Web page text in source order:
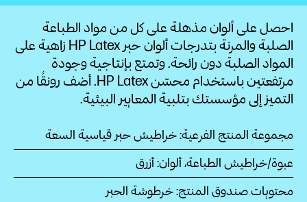
احصل على ألوان مذهلة على كل من مواد الطباعة
الصلبة والمرنة بتدرجات ألوان حبر HP Latex زاهية على
المواد الصلبة دون رائحة.وتمتع بإنتاجية وجودة
مرتفعتين باستخدام محسّن HP Latex. أضف رونقًا من
التميز إلى مؤسستك بتلبية المعايير البيئية.
مجموعة المنتج الفرعية: خراطيش حبر قياسية السعة
عبوة/خراطيش الطباعة، ألوان: أزرق
محتويات صندوق المنتج: خرطوشة الحبر